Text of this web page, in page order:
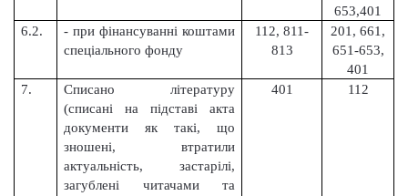
653,401
6.2.
- при фінансуванні коштами
спеціального фонду
112, 811-
813
201, 661,
651-653,
401
7.
Списано літературу
(списані на підставі акта
документи як такі, що
зношені, втратили
актуальність, застарілі,
загублені читачами та
401 112